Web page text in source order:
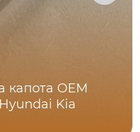
капота OEM
Kia